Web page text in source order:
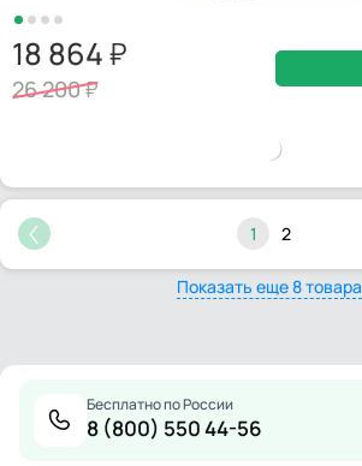
18 864
26 200
1 2
Показать еще 8 товара
Бесплатно по России
8 (800) 550 44-56